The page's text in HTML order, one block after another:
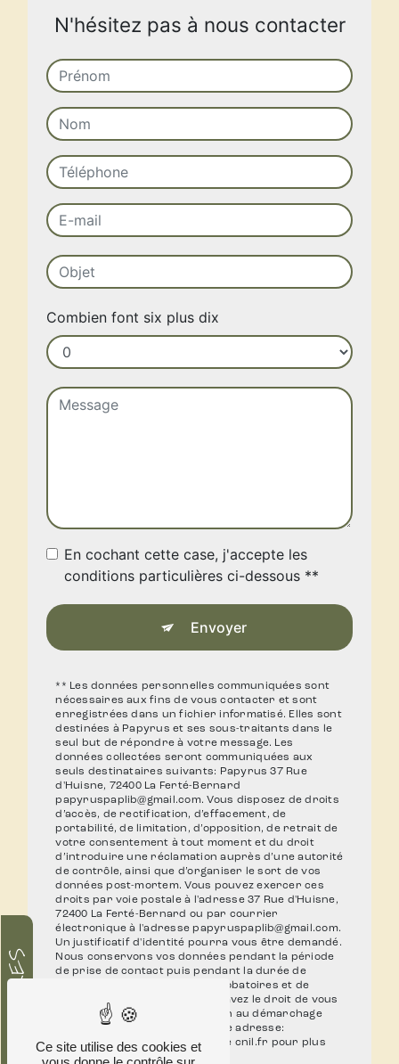
N'hésitez pas à nous contacter
Combien font six plus dix
En cochant cette case, j'accepte les
conditions particulières ci-dessous **
Envoyer
** Les données personnelles communiquées sont
nécessaires aux fins de vous contacter et sont
enregistrées dans un fichier informatisé. Elles sont
destinées à Papyrus et ses sous-traitants dans le
seul but de répondre à votre message. Les
données collectées seront communiquées aux
seuls destinataires suivants: Papyrus 37 Rue
d'Huisne, 72400 La Ferté-Bernard
papyruspaplib@gmail.com. Vous disposez de droits
d’accès, de rectification, d’effacement, de
portabilité, de limitation, d’opposition, de retrait de
votre consentement à tout moment et du droit
d’introduire une réclamation auprès d’une autorité
de contrôle, ainsi que d’organiser le sort de vos
données post-mortem. Vous pouvez exercer ces
droits par voie postale à l'adresse 37 Rue d'Huisne,
72400 La Ferté-Bernard ou par courrier
électronique à l'adresse papyruspaplib@gmail.com.
Un justificatif d'identité pourra vous être demandé.
Nous conservons vos données pendant la période
de prise de contact puis pendant la durée de
prescription légale aux fins probatoires et de
gestion des contentieux. Vous avez le droit de vous
inscrire sur la liste d'opposition au démarchage
téléphonique, disponible à cette adresse:
Bloctel.gouv.fr. Consultez le site cnil.fr pour plus
d’informations sur vos droits.
Ce site utilise des cookies et